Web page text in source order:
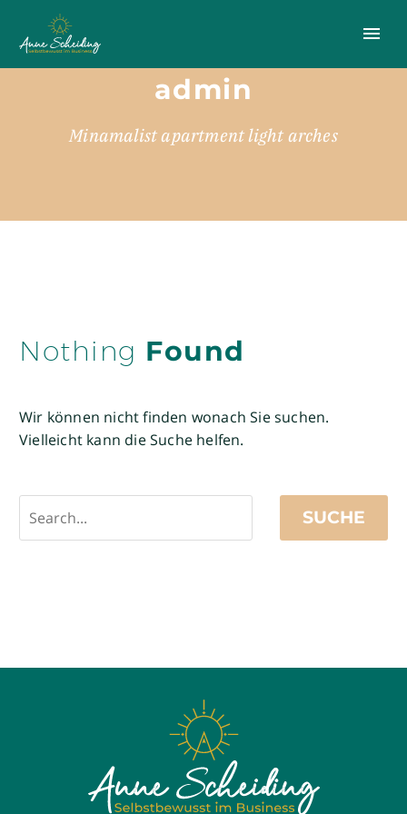
admin
Minamalist apartment light arches
Nothing Found
Wir können nicht finden wonach Sie suchen.
Vielleicht kann die Suche helfen.
SUCHE